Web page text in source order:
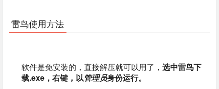
雷鸟使用方法
软件是免安装的，直接解压就可以用了， 选中雷鸟下
载.exe，右键，以管理员身份运行。